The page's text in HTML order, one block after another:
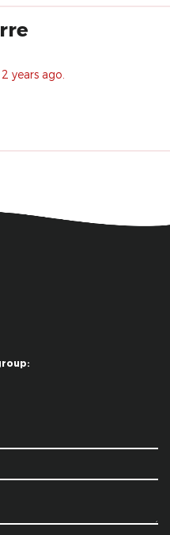
years ago.